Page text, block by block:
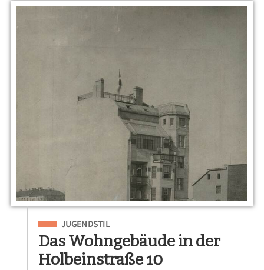
Eingeordnet unter
JUGENDSTIL
Das Wohngebäude in der
Holbeinstraße 10